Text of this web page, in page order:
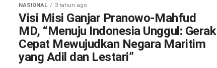
NASIONAL 3 tahun ago
Visi Misi Ganjar Pranowo-Mahfud
MD, “Menuju Indonesia Unggul: Gerak
Cepat Mewujudkan Negara Maritim
yang Adil dan Lestari”